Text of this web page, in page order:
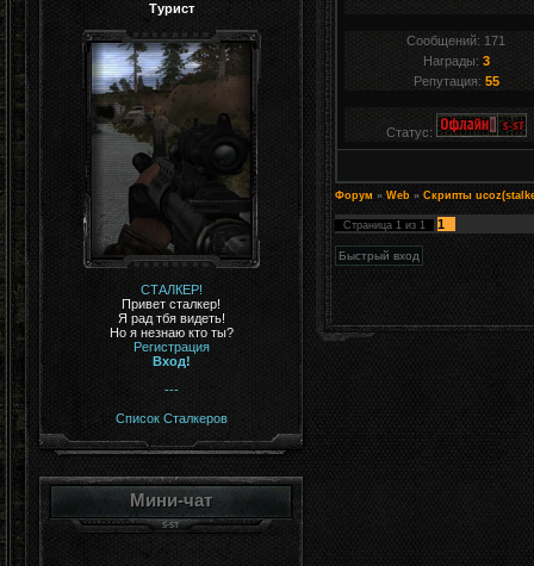
Турист
СТАЛКЕР!
Привет сталкер!
Я рад тбя видеть!
Но я незнаю кто ты?
Регистрация
Вход!
---
Список Сталкеров
Мини-чат
Сообщений: 171
Награды: 3
Репутация: 55
Статус:
Форум » Web » Скрипты
Страница 1 из 1 1